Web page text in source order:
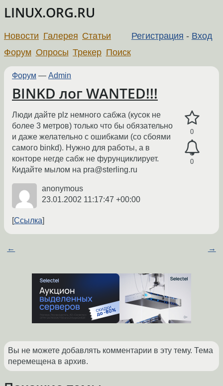
LINUX.ORG.RU
Регистрация - Вход
Новости Галерея Статьи
Форум Опросы Трекер Поиск
Форум — Admin
BINKD лог WANTED!!!
0
0
Люди дайте plz немного сабжа (кусок не
более 3 метров) только что бы обязательно
и даже желательно с ошибками (со сбоями
самого binkd). Нужно для работы, а в
конторе негде сабж не фурунциклирует.
Кидайте мылом на pra@sterling.ru
anonymous
23.01.2002 11:17:47 +00:00
Ссылка
← →
Вы не можете добавлять комментарии в эту тему. Тема
перемещена в архив.